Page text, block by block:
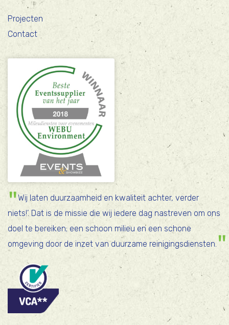
Projecten
Contact
Wij laten duurzaamheid en kwaliteit achter, verder
niets!’. Dat is de missie die wij iedere dag nastreven om ons
doel te bereiken; een schoon milieu en een schone
omgeving door de inzet van duurzame reinigingsdiensten.